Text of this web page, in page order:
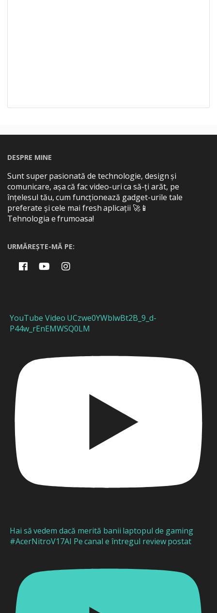
DESPRE MINE
Sunt super pasionată de technologie, design și
comunicare, așa că fac video-uri ca să-ți arăt, pe
înțelesul tău, cum funcționează gadget-urile tale
preferate și cele mai fresh aplicații 🚀📱
Tehnologia e frumoasa!
URMĂREȘTE-MĂ PE:
YouTube Video UCzwe0YWblwBt2B_9_d-
P44w_rEnEMWSQ0LM
Hai să vedem dacă merită banii laptopul de gaming
#AcerNitroV17AI Pe canal e întregul review postat